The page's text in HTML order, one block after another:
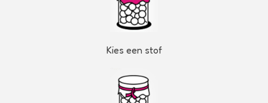
Kies een stof